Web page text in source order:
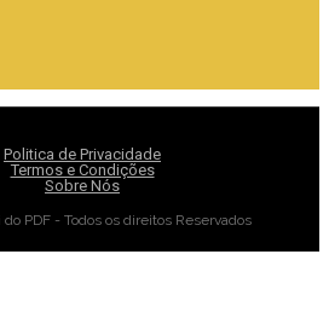
Politica de Privacidade
Termos e Condições
Sobre Nós
PDF - Todos os direitos Reservados